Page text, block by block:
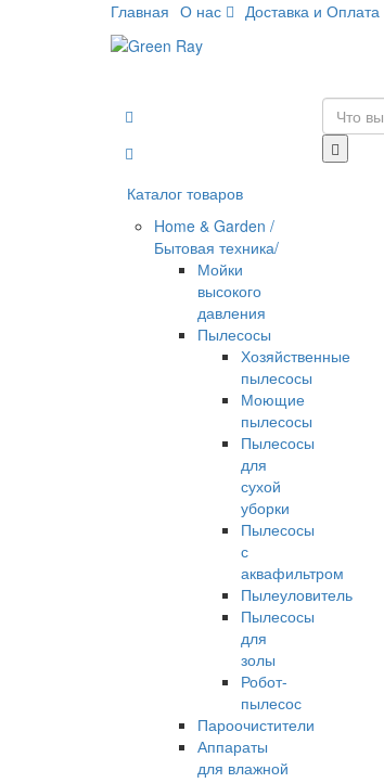
Главная О нас Доставка и Оплата
Каталог товаров
Home & Garden /
Бытовая техника/
Мойки
высокого
давления
Пылесосы
Хозяйственные
пылесосы
Моющие
пылесосы
Пылесосы
для
сухой
уборки
Пылесосы
с
аквафильтром
Пылеуловитель
Пылесосы
для
золы
Робот-
пылесос
Пароочистители
Аппараты
для влажной